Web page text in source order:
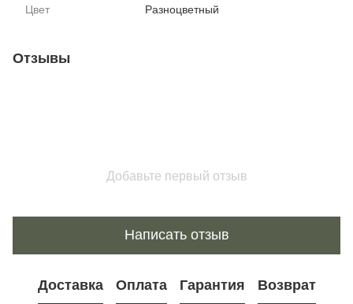
Цвет Разноцветный
Отзывы
Добавьте первый отзыв
Написать отзыв
Доставка Оплата Гарантия Возврат